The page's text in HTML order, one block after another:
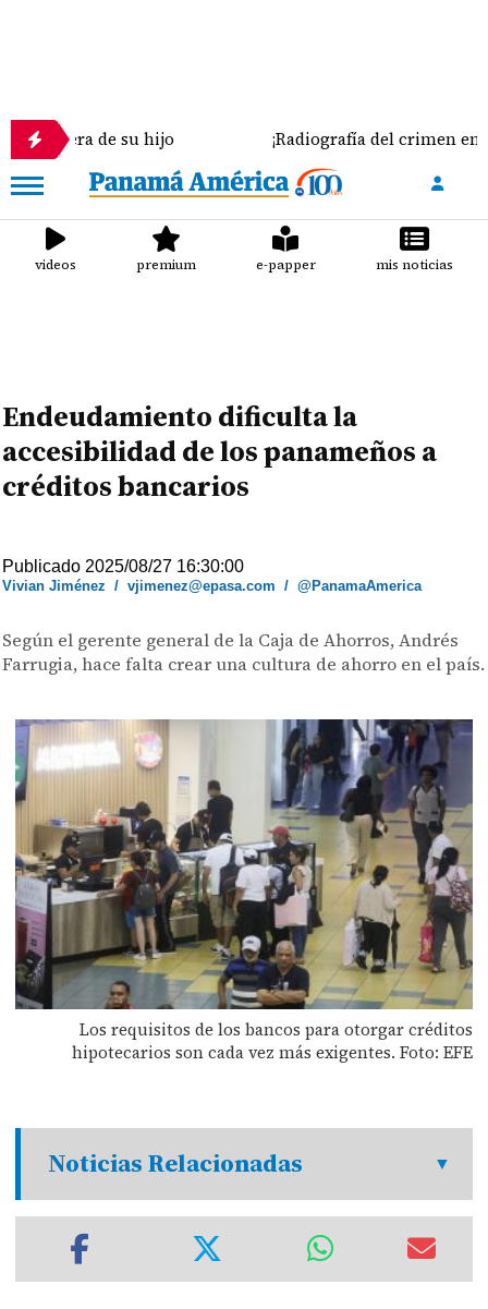
de su hijo ¡Radiografía del crimen en Colón!
videos premium e-papper mis noticias
Endeudamiento dificulta la
accesibilidad de los panameños a
créditos bancarios
Publicado 2025/08/27 16:30:00
Vivian Jiménez /vjimenez@epasa.com /@PanamaAmerica
Según el gerente general de la Caja de Ahorros, Andrés
Farrugia, hace falta crear una cultura de ahorro en el país.
Los requisitos de los bancos para otorgar créditos
hipotecarios son cada vez más exigentes. Foto: EFE
Noticias Relacionadas